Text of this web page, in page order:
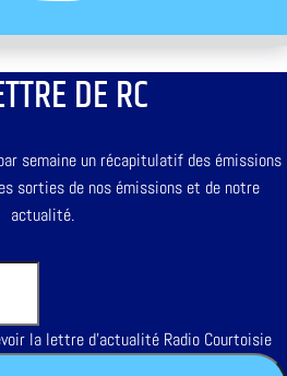
DE RC
semaine un récapitulatif des émissions
sorties de nos émissions et de notre
actualité.
la lettre d'actualité Radio Courtoisie